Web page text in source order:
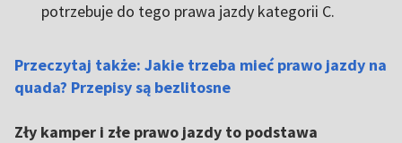
potrzebuje do tego prawa jazdy kategorii C.
Przeczytaj także: Jakie trzeba mieć prawo jazdy na
quada? Przepisy są bezlitosne
Zły kamper i złe prawo jazdy to podstawa